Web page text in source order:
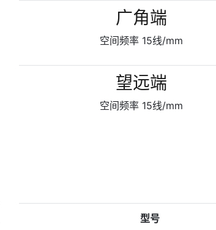
广角端
空间频率 15线/mm
望远端
空间频率 15线/mm
型号